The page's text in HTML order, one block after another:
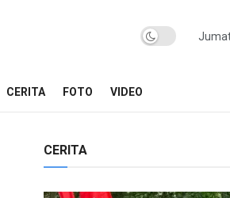
CERITA FOTO VIDEO
CERITA